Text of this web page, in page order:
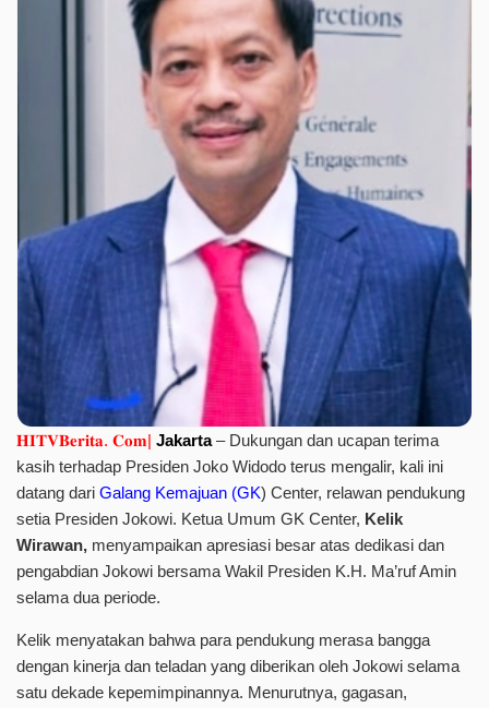
𝐇𝐈𝐓𝐕𝐁𝐞𝐫𝐢𝐭𝐚. 𝐂𝐨𝐦| Jakarta– Dukungan dan ucapan terima
kasih terhadap Presiden Joko Widodo terus mengalir, kali ini
datang dari Galang Kemajuan (GK) Center, relawan pendukung
setia Presiden Jokowi. Ketua Umum GK Center, Kelik
Wirawan, menyampaikan apresiasi besar atas dedikasi dan
pengabdian Jokowi bersama Wakil Presiden K.H. Ma’ruf Amin
selama dua periode.
Kelik menyatakan bahwa para pendukung merasa bangga
dengan kinerja dan teladan yang diberikan oleh Jokowi selama
satu dekade kepemimpinannya. Menurutnya, gagasan,